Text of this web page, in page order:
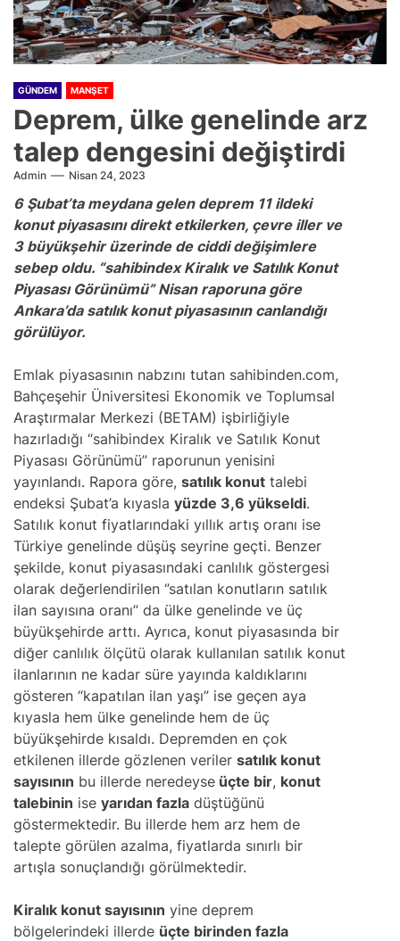
GÜNDEM MANŞET
Deprem, ülke genelinde arz
talep dengesini değiştirdi
Admin Nisan 24, 2023
6 Şubat’ta meydana gelen deprem 11 ildeki
konut piyasasını direkt etkilerken, çevre iller ve
3 büyükşehir üzerinde de ciddi değişimlere
sebep oldu. “sahibindex Kiralık ve Satılık Konut
Piyasası Görünümü” Nisan raporuna göre
Ankara’da satılık konut piyasasının canlandığı
görülüyor.
Emlak piyasasının nabzını tutan sahibinden.com,
Bahçeşehir Üniversitesi Ekonomik ve Toplumsal
Araştırmalar Merkezi (BETAM) işbirliğiyle
hazırladığı “sahibindex Kiralık ve Satılık Konut
Piyasası Görünümü” raporunun yenisini
yayınlandı. Rapora göre, satılık konut talebi
endeksi Şubat’a kıyasla yüzde 3,6 yükseldi.
Satılık konut fiyatlarındaki yıllık artış oranı ise
Türkiye genelinde düşüş seyrine geçti. Benzer
şekilde, konut piyasasındaki canlılık göstergesi
olarak değerlendirilen ‘’satılan konutların satılık
ilan sayısına oranı” da ülke genelinde ve üç
büyükşehirde arttı. Ayrıca, konut piyasasında bir
diğer canlılık ölçütü olarak kullanılan satılık konut
ilanlarının ne kadar süre yayında kaldıklarını
gösteren “kapatılan ilan yaşı” ise geçen aya
kıyasla hem ülke genelinde hem de üç
büyükşehirde kısaldı. Depremden en çok
etkilenen illerde gözlenen veriler satılık konut
sayısının bu illerde neredeyse üçte bir, konut
talebinin ise yarıdan fazla düştüğünü
göstermektedir. Bu illerde hem arz hem de
talepte görülen azalma, fiyatlarda sınırlı bir
artışla sonuçlandığı görülmektedir.
Kiralık konut sayısının yine deprem
bölgelerindeki illerde üçte birinden fazla